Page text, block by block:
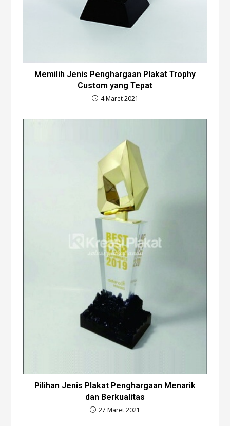
Memilih Jenis Penghargaan Plakat Trophy
Custom yang Tepat
4 Maret 2021
Pilihan Jenis Plakat Penghargaan Menarik
dan Berkualitas
27 Maret 2021